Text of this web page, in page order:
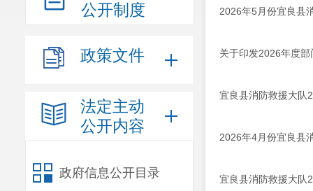
公开制度
政策文件
法定主动
公开内容
政府信息公开目录
2026年5月份宜良县
关于印发2026年度部
宜良县消防救援大队
2026年4月份宜良县
宜良县消防救援大队